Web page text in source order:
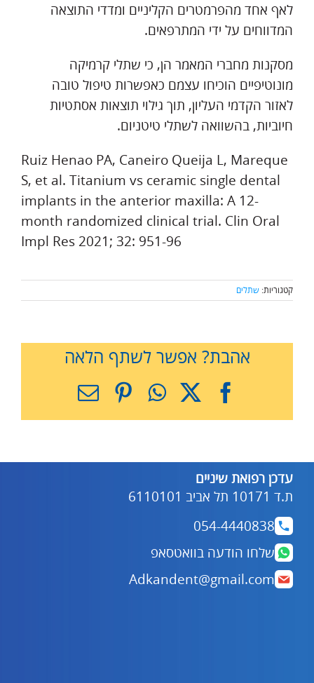
לאף אחד מהפרמטרים הקליניים ומדדי התוצאה
המדווחים על ידי המתרפאים.
מסקנות מחברי המאמר הן, כי שתלי קרמיקה
מונוטיפיים הוכיחו עצמם כאפשרות טיפול טובה
לאזור הקדמי העליון, תוך גילוי תוצאות אסתטיות
חיוביות, בהשוואה לשתלי טיטניום.
Ruiz Henao PA, Caneiro Queija L, Mareque
S, et al. Titanium vs ceramic single dental
implants in the anterior maxilla: A 12-
month randomized clinical trial. Clin Oral
Impl Res 2021; 32: 951-96
קטגוריות: שתלים
אהבת? אפשר לשתף הלאה
Facebook
X
WhatsApp
Pinterest
כתובת
עדכן רפואת שיניים
ת.ד 10171 תל אביב 6110101
054-4440838
שלחו הודעה בוואטסאפ
Adkandent@gmail.com